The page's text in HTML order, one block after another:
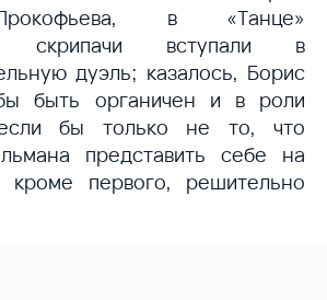
в «Танце»
скрипачи вступали в
дуэль; казалось, Борис
быть органичен и в роли
если бы только не то, что
представить себе на
первого, решительно